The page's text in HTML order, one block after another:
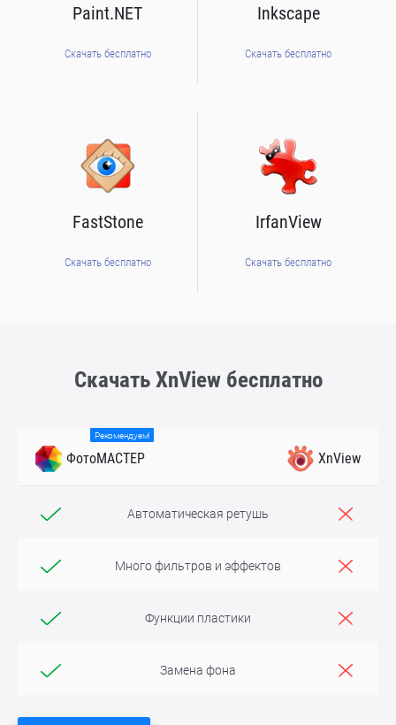
Paint.NET
Скачать бесплатно
Inkscape
Скачать бесплатно
FastStone
Скачать бесплатно
IrfanView
Скачать бесплатно
Скачать XnView бесплатно
Рекомендуем!
ФотоМАСТЕР XnView
Автоматическая ретушь
Много фильтров и эффектов
Функции пластики
Замена фона